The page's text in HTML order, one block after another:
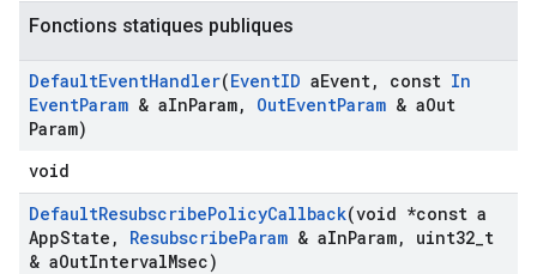
Fonctions statiques publiques
DefaultEventHandler(EventID aEvent, const In
EventParam & aInParam, OutEventParam & aOut
Param)
void
DefaultResubscribePolicyCallback(void *const a
AppState , ResubscribeParam & aInParam, uint32 t
& aOutIntervalMsec)